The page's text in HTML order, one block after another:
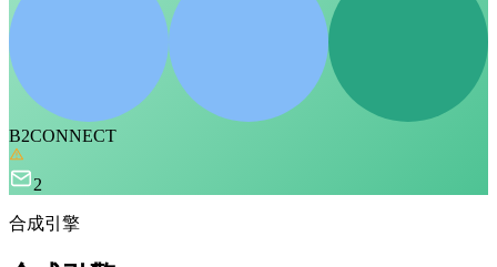
B2CONNECT
2
合成引擎